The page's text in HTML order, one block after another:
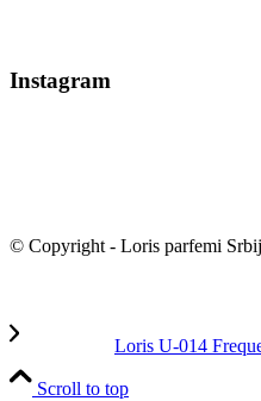
Instagram
© Copyright - Loris parfemi
Loris U-014
Scroll to top